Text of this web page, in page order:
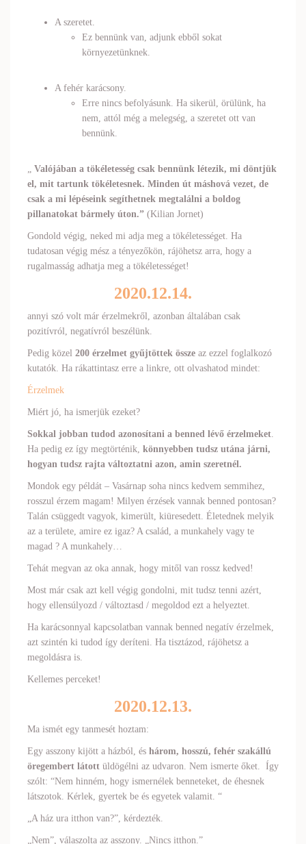
A szeretet.
Ez bennünk van, adjunk ebből sokat
környezetünknek.
A fehér karácsony.
Erre nincs befolyásunk. Ha sikerül, örülünk, ha
nem, attól még a melegség, a szeretet ott van
bennünk.
„ Valójában a tökéletesség csak bennünk létezik, mi döntjük
el, mit tartunk tökéletesnek. Minden út máshová vezet, de
csak a mi lépéseink segíthetnek megtalálni a boldog
pillanatokat bármely úton.” (Kilian Jornet)
Gondold végig, neked mi adja meg a tökéletességet. Ha
tudatosan végig mész a tényezőkön, rájöhetsz arra, hogy a
rugalmasság adhatja meg a tökéletességet!
2020.12.14.
annyi szó volt már érzelmekről, azonban általában csak
pozitívról, negatívról beszélünk.
Pedig közel 200 érzelmet gyűjtöttek össze az ezzel foglalkozó
kutatók. Ha rákattintasz erre a linkre, ott olvashatod mindet:
Érzelmek
Miért jó, ha ismerjük ezeket?
Sokkal jobban tudod azonosítani a benned lévő érzelmeket.
Ha pedig ez így megtörténik, könnyebben tudsz utána járni,
hogyan tudsz rajta változtatni azon, amin szeretnél.
Mondok egy példát – Vasárnap soha nincs kedvem semmihez,
rosszul érzem magam! Milyen érzések vannak benned pontosan?
Talán csüggedt vagyok, kimerült, kiüresedett. Életednek melyik
az a területe, amire ez igaz? A család, a munkahely vagy te
magad ? A munkahely…
Tehát megvan az oka annak, hogy mitől van rossz kedved!
Most már csak azt kell végig gondolni, mit tudsz tenni azért,
hogy ellensúlyozd / változtasd / megoldod ezt a helyeztet.
Ha karácsonnyal kapcsolatban vannak benned negatív érzelmek,
azt szintén ki tudod így deríteni. Ha tisztázod, rájöhetsz a
megoldásra is.
Kellemes perceket!
2020.12.13.
Ma ismét egy tanmesét hoztam:
Egy asszony kijött a házból, és három, hosszú, fehér szakállú
öregembert látott üldögélni az udvaron. Nem ismerte őket. Így
szólt: “Nem hinném, hogy ismernélek benneteket, de éhesnek
látszotok. Kérlek, gyertek be és egyetek valamit. “
„A ház ura itthon van?”, kérdezték.
„Nem”, válaszolta az asszony. „Nincs itthon.”